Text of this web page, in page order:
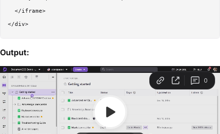
</iframe>
Output: